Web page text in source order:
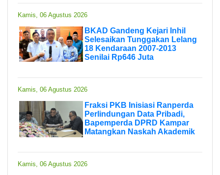
Kamis, 06 Agustus 2026
BKAD Gandeng Kejari Inhil
Selesaikan Tunggakan Lelang
18 Kendaraan 2007-2013
Senilai Rp646 Juta
Kamis, 06 Agustus 2026
Fraksi PKB Inisiasi Ranperda
Perlindungan Data Pribadi,
Bapemperda DPRD Kampar
Matangkan Naskah Akademik
Kamis, 06 Agustus 2026